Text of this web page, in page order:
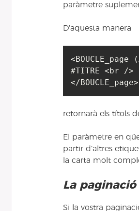
paràmetre
D’aquesta manera
#TITRE <br />
</BOUCLE_page>
retornarà els títols
El paràmetre en
partir d’altres
la carta molt
La
Si la vostra